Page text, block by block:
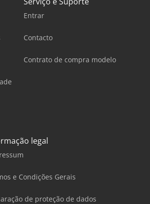
Entrar
Contacto
Contrato de compra modelo
legal
e Condições Gerais
de proteção de dados